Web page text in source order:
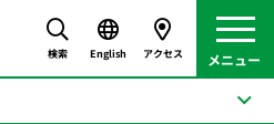
検索 English アクセス